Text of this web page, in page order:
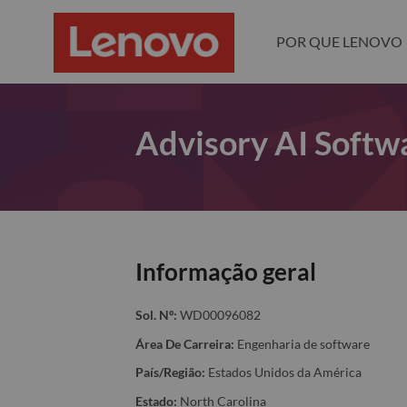
POR QUE LENOVO
Advisory AI
Informação geral
Sol. Nº: WD00096082
Área De Carreira: Engenharia de software
País/Região: Estados Unidos da América
Estado: North Carolina